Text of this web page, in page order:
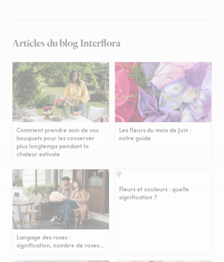
Articles du blog Interflora
Comment prendre soin de vos
bouquets pour les conserver
plus longtemps pendant la
chaleur estivale
Les fleurs du mois de Juin :
notre guide
Langage des roses :
signification, nombre de roses…
Fleurs et couleurs : quelle
signification ?